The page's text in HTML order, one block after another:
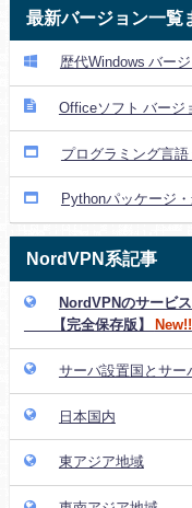
最新バージョン一覧
歴代Windows バー
Officeソフト バージ
プログラミング言
Pythonパッケージ
NordVPN系記事
NordVPNのサービ
【完全保存版】
New!!
サーバ設置国とサー
日本国内
東アジア地域